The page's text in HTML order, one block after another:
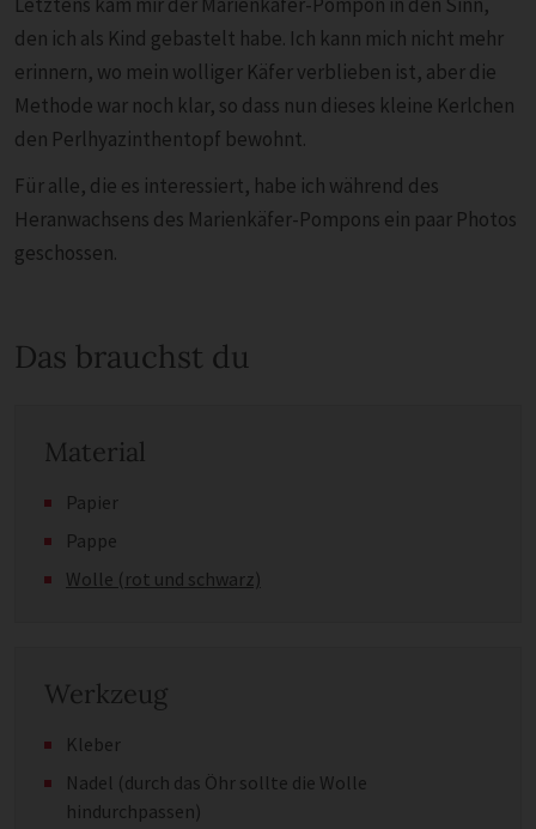
den ich als Kind gebastelt habe. Ich kann mich nicht mehr
erinnern, wo mein wolliger Käfer verblieben ist, aber die
Methode war noch klar, so dass nun dieses kleine Kerlchen
den Perlhyazinthentopf bewohnt.
Für alle, die es interessiert, habe ich während des
Heranwachsens des Marienkäfer-Pompons ein paar Photos
geschossen.
Das brauchst du
Material
Papier
Pappe
Wolle (rot und schwarz)
Werkzeug
Kleber
Nadel (durch das Öhr sollte die Wolle
hindurchpassen)